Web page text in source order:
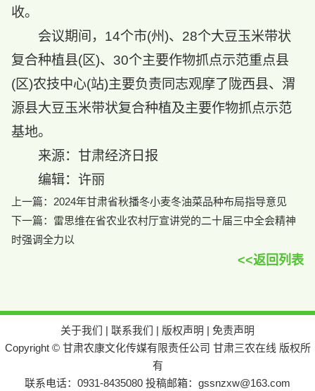
收。
会议期间，14个市(州)、28个大豆玉米带状
复合种植县(区)、30个主要作物抓点示范重点县
(区)农技中心(站)主要负责同志观摩了陇西县、渭
源县大豆玉米带状复合种植及主要作物抓点示范
基地。
来源：甘肃经济日报
编辑：许丽
上一篇： 2024年甘肃省秋播冬小麦冬油菜品种布局指导意见
下一篇： 雷思维在省农业农村厅宣讲党的二十届三中全会精神
时强调​全力以
<<返回列表
关于我们 | 联系我们 | 版权声明 | 免责声明
Copyright © 甘肃农康文化传媒有限责任公司 甘肃三农在线 版权所
有
联系电话：0931-8435080 投稿邮箱：gssnzxw@163.com